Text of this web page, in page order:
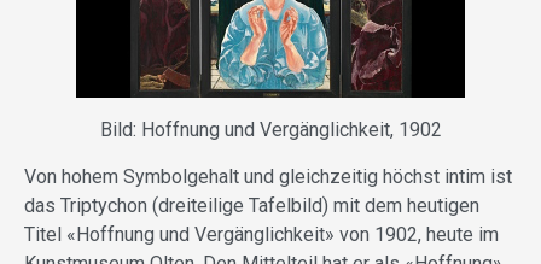
Bild: Hoffnung und Vergänglichkeit, 1902
Von hohem Symbolgehalt und gleichzeitig höchst intim ist
das Triptychon (dreiteilige Tafelbild) mit dem heutigen
Titel «Hoffnung und Vergänglichkeit» von 1902, heute im